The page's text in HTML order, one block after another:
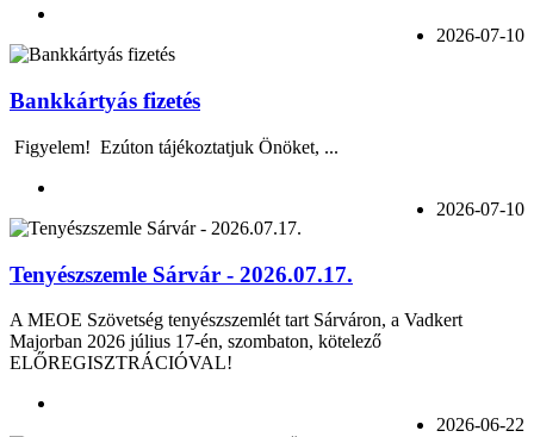
2026-07-10
Bankkártyás fizetés
Figyelem! Ezúton tájékoztatjuk Önöket, ...
2026-07-10
Tenyészszemle Sárvár - 2026.07.17.
A MEOE Szövetség tenyészszemlét tart Sárváron, a Vadkert
Majorban 2026 július 17-én, szombaton, kötelező
ELŐREGISZTRÁCIÓVAL!
2026-06-22